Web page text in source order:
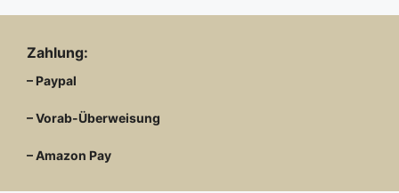
Zahlung:
– Paypal
– Vorab-Überweisung
– Amazon Pay